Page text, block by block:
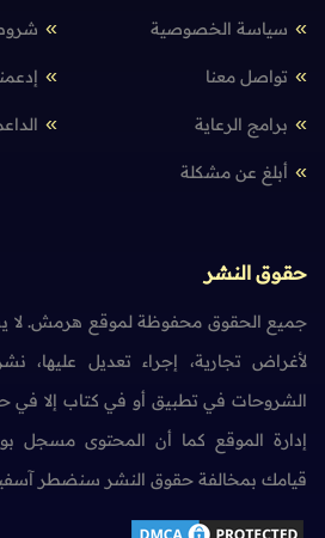
سياسة الخصوصية
تواصل معنا
برامج الرعاية
أبلغ عن مشكلة
حقوق النشر
جميع الحقوق محفوظة لموقع هرمش. لا
لأغراض تجارية، إجراء تعديل
الشروحات في تطبيق أو في كتاب إلا في
قيامك بمخالفة حقوق النشر سنضطر آسفين